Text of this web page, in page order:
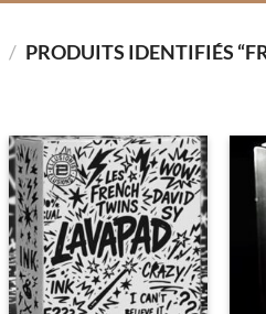
/ PRODUITS IDENTIFIÉS
Ajouter
à la
wishlist